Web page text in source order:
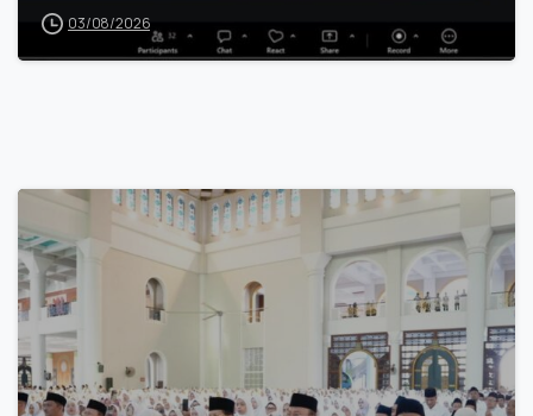
03/08/2026